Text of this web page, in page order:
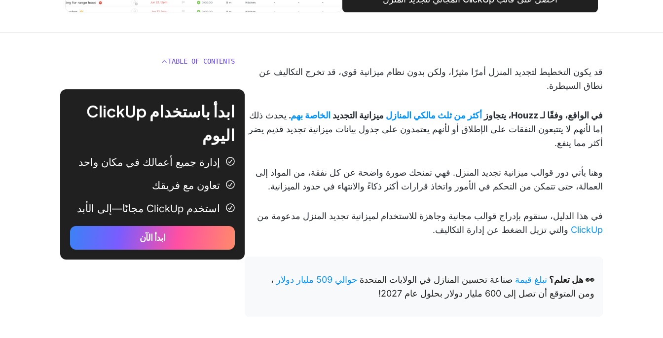
قد يكون التخطيط لتجديد المنزل أمرًا مثيرًا، ولكن بدون نظام ميزانية قوي، قد تخرج التكاليف عن
نطاق السيطرة.
في الواقع، وفقًا لـ Houzz، يتجاوز أكثر من ثلث مالكي المنازل ميزانية التجديد الخاصة بهم. يحدث ذلك
إما لأنهم لا يتتبعون النفقات على الإطلاق أو لأنهم يعتمدون على جدول بيانات ميزانية تجديد قديم يضر
أكثر مما ينفع.
وهنا يأتي دور قوالب ميزانية تجديد المنزل. فهي تمنحك صورة واضحة عن كل نفقة، من المواد إلى
العمالة، حتى تتمكن من التحكم في الأمور واتخاذ قرارات أكثر ذكاءً والانتهاء في حدود الميزانية.
في هذا الدليل، سنقوم بإدراج قوالب مجانية وجاهزة للاستخدام لميزانية تجديد المنزل مدعومة من
ClickUp والتي تزيل الضغط عن إدارة التكاليف.
👀 هل تعلم؟ تبلغ قيمة صناعة تحسين المنازل في الولايات المتحدة حوالي 509 مليار دولار
،
ومن المتوقع أن تصل إلى 600 مليار دولار بحلول عام 2027!
TABLE OF CONTENTS
ابدأ باستخدام ClickUp
اليوم
إدارة جميع أعمالك في مكان واحد
تعاون مع فريقك
استخدم ClickUp مجانًا—إلى الأبد
ابدأ الآن